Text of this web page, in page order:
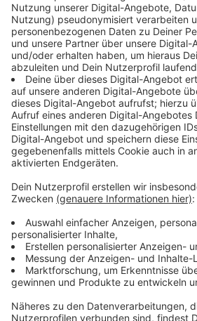
Thema "Wohnen" sehr
Anzeige
Ganz oben steht das Thema
wichtiges für die SPD. Die Partei
Regeln gegen Luxussanierungen".
Neubau schaffen, sondern auch
Menschen in ihrer Wohnung bleiben
2.000 neue
Anzeige
"Sozialer Zusammenhalt" sind